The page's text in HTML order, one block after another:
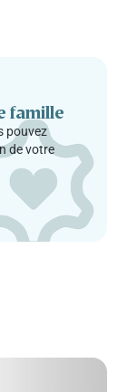
famille
pouvez
de votre